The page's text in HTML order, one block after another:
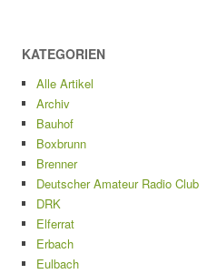
KATEGORIEN
Alle Artikel
Archiv
Bauhof
Boxbrunn
Brenner
Deutscher Amateur Radio Club
DRK
Elferrat
Erbach
Eulbach